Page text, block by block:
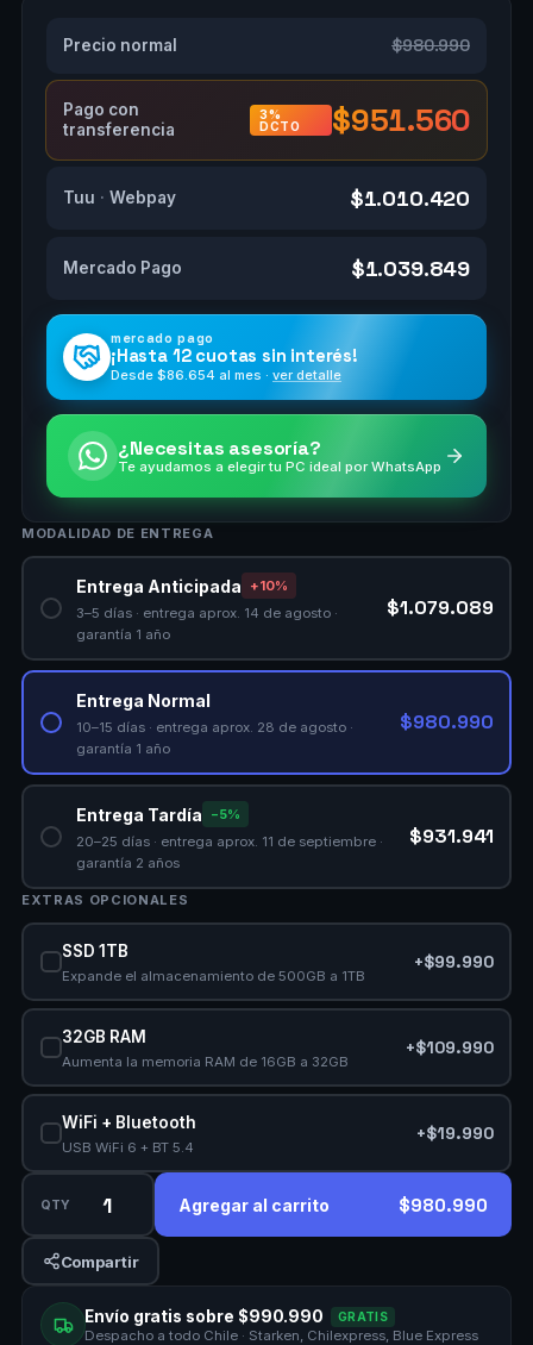
Precio normal $980.990
Pago con
transferencia
3%
DCTO
$951.560
Tuu · Webpay $1.010.420
Mercado Pago $1.039.849
mercado pago
¡Hasta 12 cuotas sin interés!
Desde $86.654 al mes · ver detalle
¿Necesitas asesoría?
Te ayudamos a elegir tu PC ideal por WhatsApp
MODALIDAD DE ENTREGA
Entrega Anticipada
+10%
3–5 días · entrega aprox. 14 de agosto ·
garantía 1 año
$1.079.089
Entrega Normal
10–15 días · entrega aprox. 28 de agosto ·
garantía 1 año
$980.990
Entrega Tardía
−5%
20–25 días · entrega aprox. 11 de septiembre ·
garantía 2 años
$931.941
EXTRAS OPCIONALES
SSD 1TB
Expande el almacenamiento de 500GB a 1TB
+$99.990
32GB RAM
Aumenta la memoria RAM de 16GB a 32GB
+$109.990
WiFi + Bluetooth
USB WiFi 6 + BT 5.4
+$19.990
QTY Agregar al carrito $980.990
Compartir
Envío gratis sobre $990.990 GRATIS
Despacho a todo Chile · Starken, Chilexpress, Blue Express